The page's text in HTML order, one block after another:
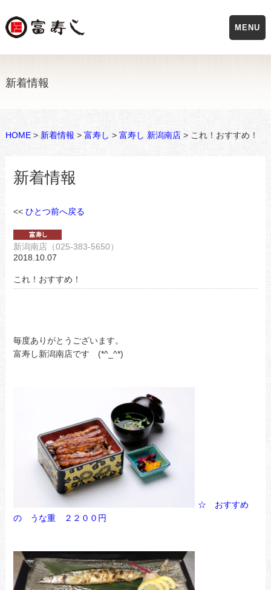
新着情報
HOME> 新着情報 > 富寿し > 富寿し 新潟南店> これ！おすすめ！
新着情報
<< ひとつ前へ戻る
新潟南店（025-383-5650）
2018.10.07
これ！おすすめ！
毎度ありがとうございます。
富寿し新潟南店です (*^_^*)
☆ おすすめ
の うな重 ２２００円
MENU